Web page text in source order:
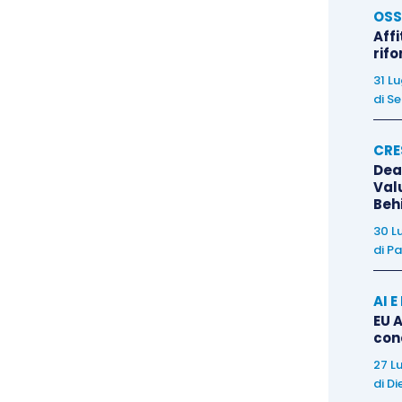
31
di
30
di
AI
EU
27
di